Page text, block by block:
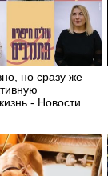
но сразу же
- Новости